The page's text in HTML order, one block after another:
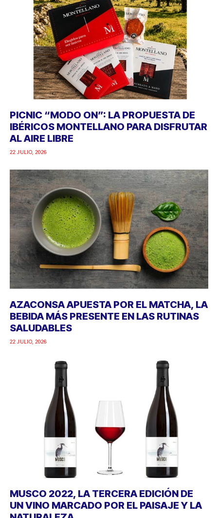
PICNIC “MODO ON”: LA PROPUESTA DE
IBÉRICOS MONTELLANO PARA DISFRUTAR
AL AIRE LIBRE
22 JULIO, 2026
AZACONSA APUESTA POR EL MATCHA, LA
BEBIDA MÁS PRESENTE EN LAS RUTINAS
SALUDABLES
22 JULIO, 2026
MUSCO 2022, LA TERCERA EDICIÓN DE
UN VINO MARCADO POR EL PAISAJE Y LA